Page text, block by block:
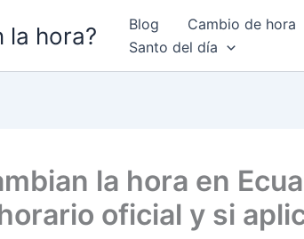
la hora? Blog Cambio de hora
Santo del día
la hora en
oficial y si